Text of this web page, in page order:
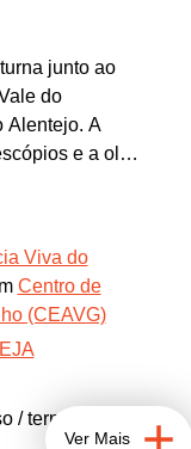
junto ao
do
Alentejo. A
e a olho
Viva do
Centro de
(CEAVG)
/ terminada
Ver Mais